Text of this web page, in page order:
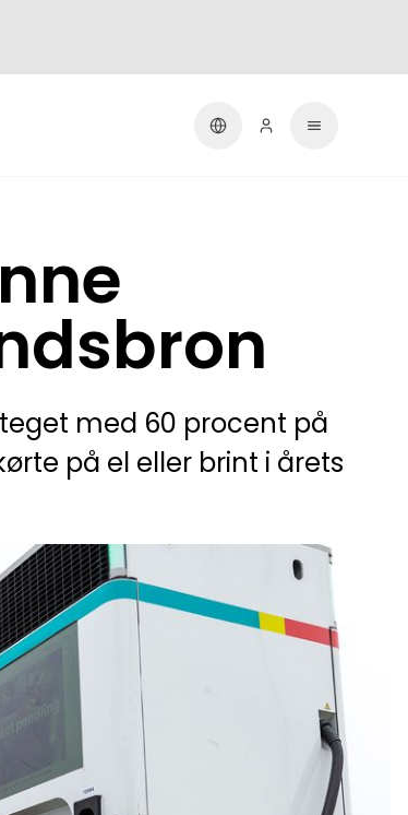
med 60 procent på
på el eller brint i årets